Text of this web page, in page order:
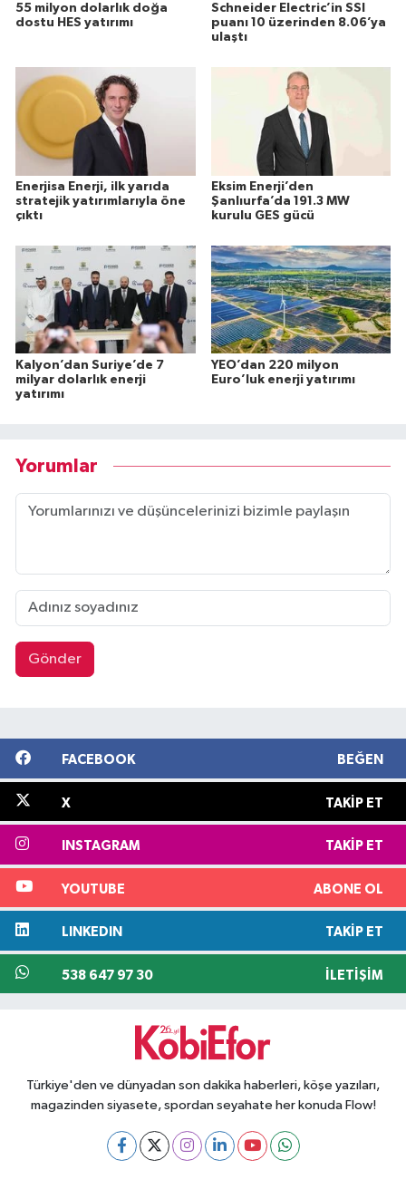
55 milyon dolarlık doğa
dostu HES yatırımı
Schneider Electric’in SSI
puanı 10 üzerinden 8.06’ya
ulaştı
Enerjisa Enerji, ilk yarıda
stratejik yatırımlarıyla öne
çıktı
Eksim Enerji’den
Şanlıurfa’da 191.3 MW
kurulu GES gücü
Kalyon’dan Suriye’de 7
milyar dolarlık enerji
yatırımı
YEO’dan 220 milyon
Euro’luk enerji yatırımı
Yorumlar
Gönder
FACEBOOK BEĞEN
X TAKIP ET
INSTAGRAM TAKIP ET
YOUTUBE ABONE OL
LINKEDIN TAKIP ET
538 647 97 30 İLETIŞIM
Türkiye'den ve dünyadan son dakika haberleri, köşe yazıları,
magazinden siyasete, spordan seyahate her konuda Flow!